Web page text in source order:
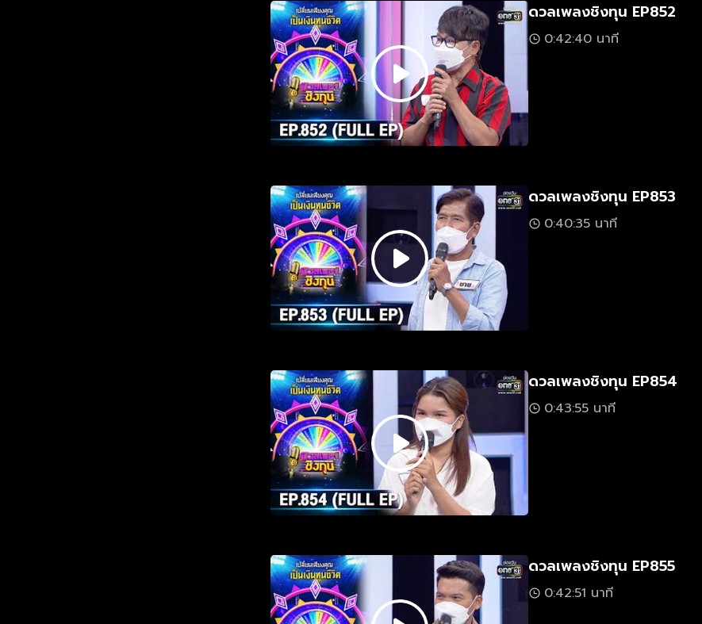
ดวลเพลงชิงทุน EP852
0:42:40 นาที
ดวลเพลงชิงทุน EP853
0:40:35 นาที
ดวลเพลงชิงทุน EP854
0:43:55 นาที
ดวลเพลงชิงทุน EP855
0:42:51 นาที